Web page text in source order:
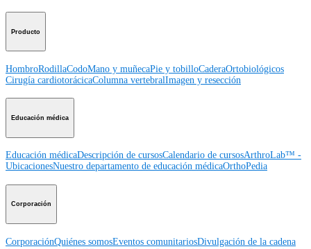
Producto
HombroRodillaCodoMano y muñecaPie y tobilloCaderaOrtobiológicos
Cirugía cardiotorácicaColumna vertebralImagen y resección
Educación médica
Educación médicaDescripción de cursosCalendario de cursosArthroLab™ -
UbicacionesNuestro departamento de educación médicaOrthoPedia
Corporación
CorporaciónQuiénes somosEventos comunitariosDivulgación de la cadena